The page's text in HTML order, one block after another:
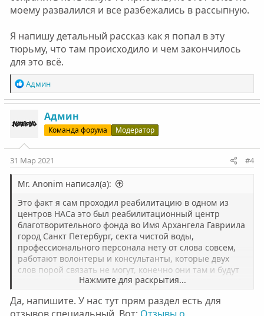
моему развалился и все разбежались в рассыпную.
Я напишу детальный рассказ как я попал в эту
тюрьму, что там происходило и чем закончилось
для это всё.
Р
е
а
ц
и
:
Админ
Админ
Команда форума Модератор
31 Мар 2021 #4
Mr. Anonim написал(а):
Это факт я сам проходил реабилитацию в одном из
центров НАСа это был реабилитационный центр
благотворительного фонда во Имя Архангела Гавриила
город Санкт Петербург, секта чистой воды,
профессионального персонала нету от слова совсем,
работают волонтеры и консультанты, которые двух
слов порой связать не могут, конечно они там и будут
так припудривать людей, чтобы сохранить хоть какую
разбежались в рассыпную.
Нажмите для раскрытия...
Да, напишите. У нас тут прям раздел есть для